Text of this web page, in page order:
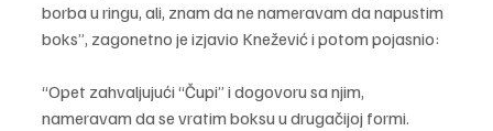
borba u ringu, ali, znam da ne nameravam da napustim
boks”, zagonetno je izjavio Knežević i potom pojasnio:
“Opet zahvaljujući “Čupi” i dogovoru sa njim,
nameravam da se vratim boksu u drugačijoj formi.